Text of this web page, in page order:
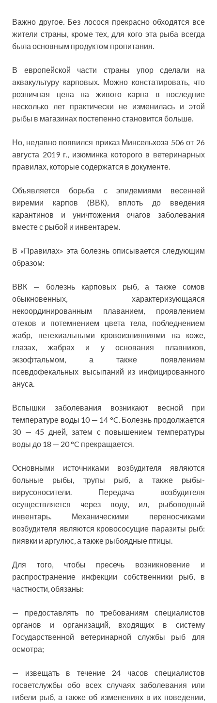
Важно другое. Без лосося прекрасно обходятся все
жители страны, кроме тех, для кого эта рыба всегда
была основным продуктом пропитания.
В европейской части страны упор сделали на
аквакультуру карповых. Можно констатировать, что
розничная цена на живого карпа в последние
несколько лет практически не изменилась и этой
рыбы в магазинах постепенно становится больше.
Но, недавно появился приказ Минсельхоза 506 от 26
августа 2019 г., изюминка которого в ветеринарных
правилах, которые содержатся в документе.
Объявляется борьба с эпидемиями весенней
виремии карпов (ВВК), вплоть до введения
карантинов и уничтожения очагов заболевания
вместе с рыбой и инвентарем.
В «Правилах» эта болезнь описывается следующим
образом:
ВВК — болезнь карповых рыб, а также сомов
обыкновенных, характеризующаяся
некоординированным плаванием, проявлением
отеков и потемнением цвета тела, побледнением
жабр, петехиальными кровоизлияниями на коже,
глазах, жабрах и у основания плавников,
экзофтальмом, а также появлением
псевдофекальных высыпаний из инфицированного
ануса.
Вспышки заболевания возникают весной при
температуре воды 10 — 14 °C. Болезнь продолжается
30 — 45 дней, затем с повышением температуры
воды до 18 — 20 °C прекращается.
Основными источниками возбудителя являются
больные рыбы, трупы рыб, а также рыбы-
вирусоносители. Передача возбудителя
осуществляется через воду, ил, рыбоводный
инвентарь. Механическими переносчиками
возбудителя являются кровососущие паразиты рыб:
пиявки и аргулюс, а также рыбоядные птицы.
Для того, чтобы пресечь возникновение и
распространение инфекции собственники рыб, в
частности, обязаны:
— предоставлять по требованиям специалистов
органов и организаций, входящих в систему
Государственной ветеринарной службы рыб для
осмотра;
— извещать в течение 24 часов специалистов
госветслужбы обо всех случаях заболевания или
гибели рыб, а также об изменениях в их поведении,